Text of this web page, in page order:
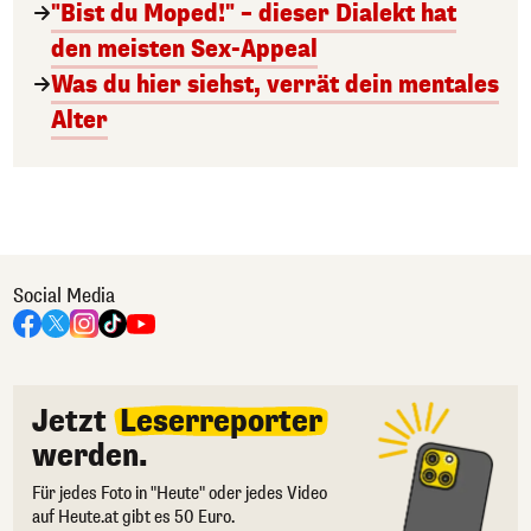
"Bist du Moped!" – dieser Dialekt hat
den meisten Sex-Appeal
Was du hier siehst, verrät dein mentales
Alter
Social Media
Jetzt Leserreporter
werden.
Für jedes Foto in "Heute" oder jedes Video
auf Heute.at gibt es 50 Euro.